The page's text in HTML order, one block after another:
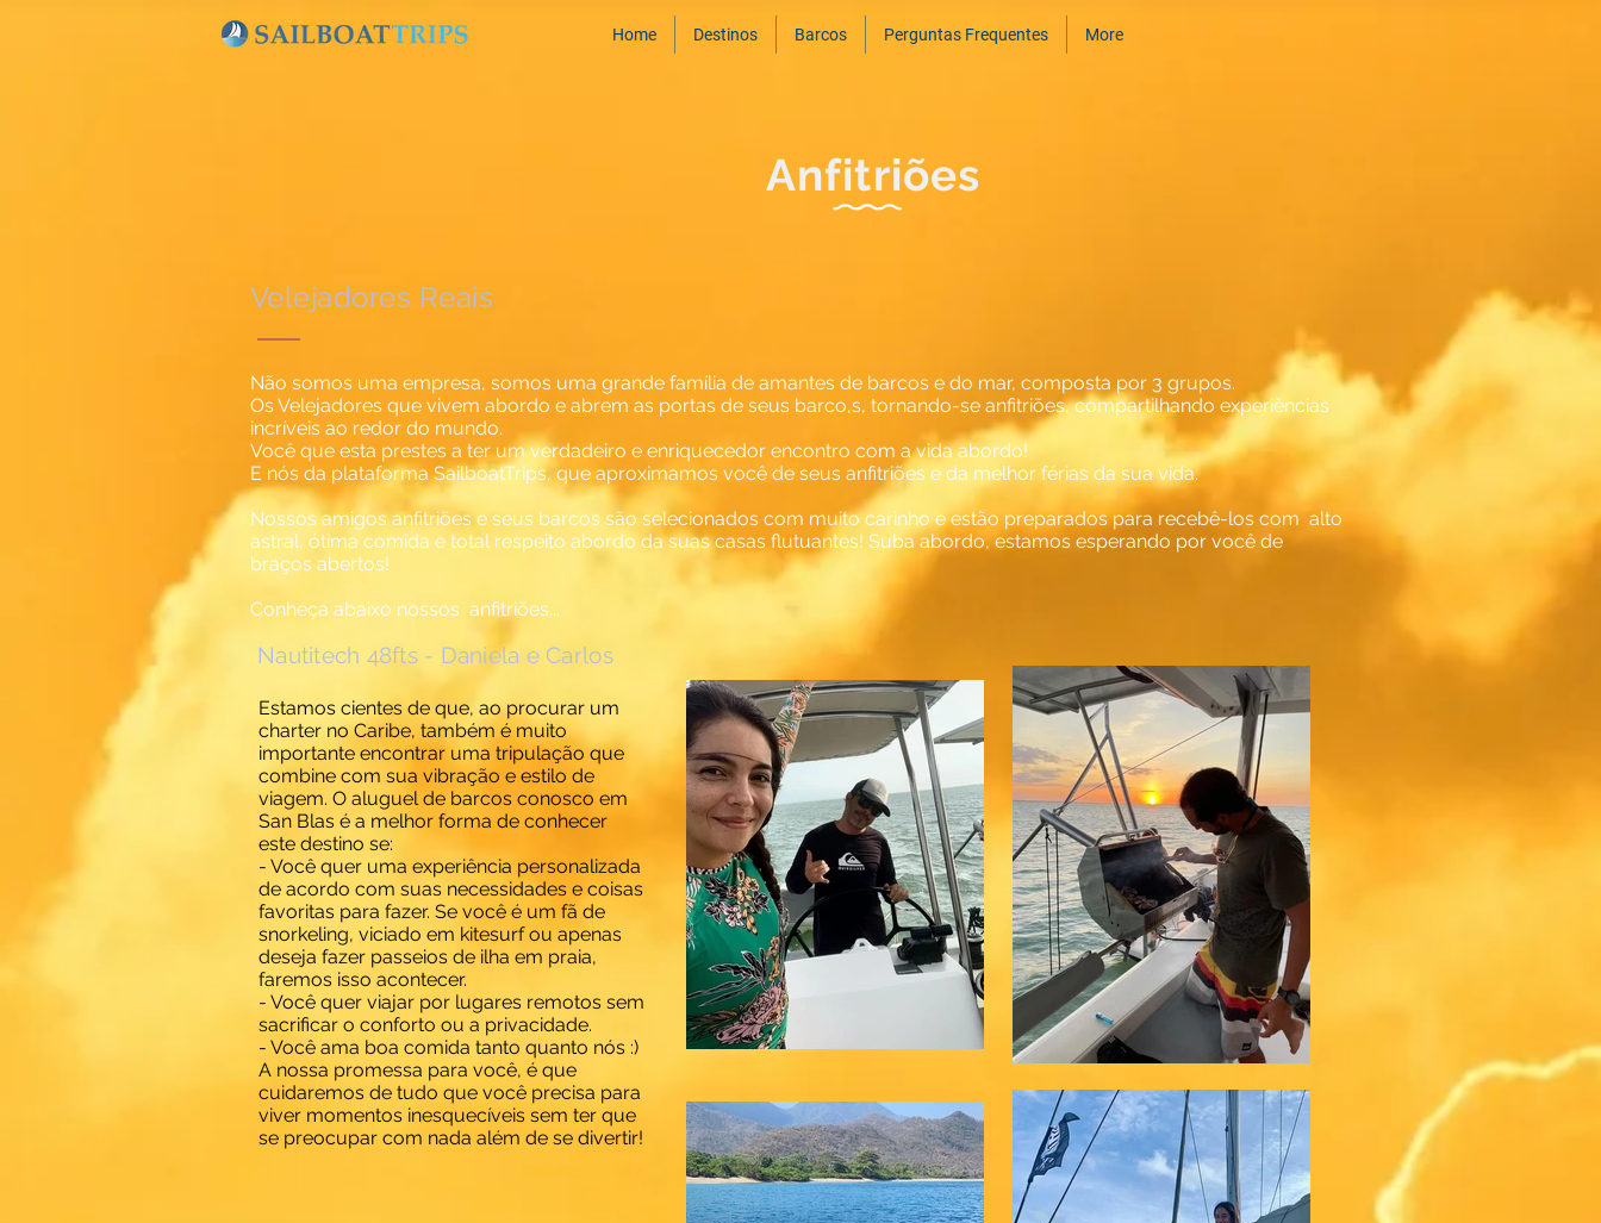
Home Destinos Barcos Perguntas Frequentes More
Anfitriões
Velejadores Reais
Não somos uma empresa, somos uma grande família de amantes de barcos e do mar, composta por 3 grupos.
Os Velejadores que vivem abordo e abrem as portas de seus barco,s, tornando-se anfitriões, compartilhando experiências
incríveis ao redor do mundo.
Você que esta prestes a ter um verdadeiro e enriquecedor encontro com a vida abordo!
E nós da plataforma SailboatTrips, que aproximamos você de seus anfitriões e da melhor férias da sua vida.
Nossos amigos anfitriões e seus barcos são selecionados com muito carinho e estão preparados para recebê-los com alto
astral, ótima comida e total respeito abordo da suas casas flutuantes! Suba abordo,estamos esperando por você de
braços abertos!
Conheça abaixo nossos anfitriões...
Nautitech 48fts - Daniela e Carlos
Estamos cientes de que, ao procurar um
charter no Caribe, também é muito
importante encontrar uma tripulação que
combine com sua vibração e estilo de
viagem. O aluguel de barcos conosco em
San Blas é a melhor forma de conhecer
este destino se:
- Você quer uma experiência personalizada
de acordo com suas necessidades e coisas
favoritas para fazer. Se você é um fã de
snorkeling, viciado em kitesurf ou apenas
deseja fazer passeios de ilha em praia,
faremos isso acontecer.
- Você quer viajar por lugares remotos sem
sacrificar o conforto ou a privacidade.
- Você ama boa comida tanto quanto nós :)
A nossa promessa para você, é que
cuidaremos de tudo que você precisa para
viver momentos inesquecíveis sem ter que
se preocupar com nada além de se divertir!